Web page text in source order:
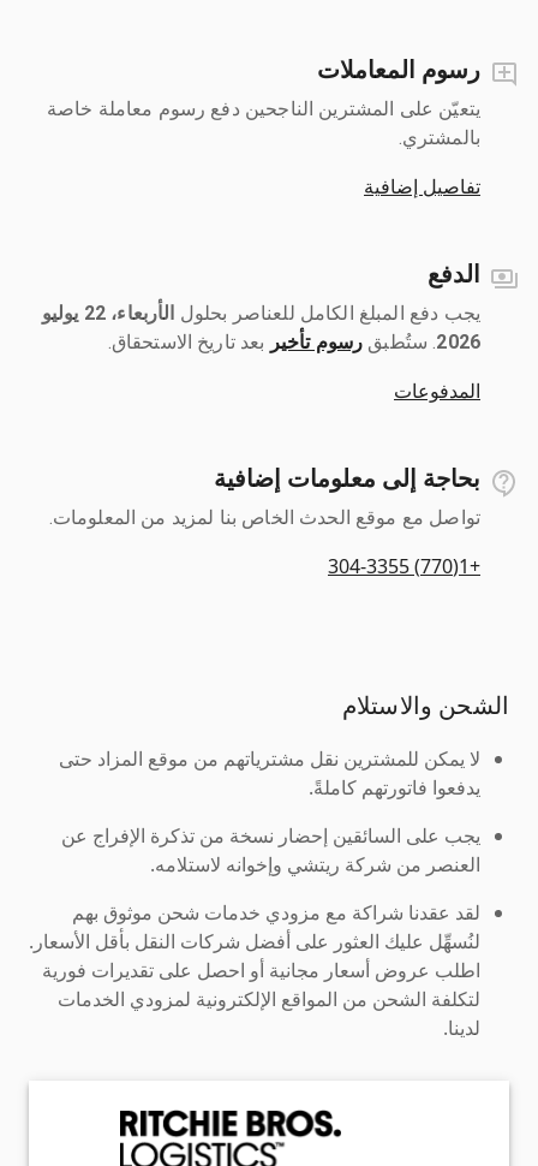
رسوم المعاملات
يتعيّن على المشترين الناجحين دفع رسوم معاملة خاصة
بالمشتري.
تفاصيل إضافية
الدفع
يجب دفع المبلغ الكامل للعناصر بحلول ‎
الأربعاء، 22 يوليو
2026
رسوم تأخير بعد تاريخ الاستحقاق.
المدفوعات
بحاجة إلى معلومات إضافية
تواصل مع موقع الحدث الخاص بنا لمزيد من المعلومات.
+1(770) 304-3355
الشحن والاستلام
لا يمكن للمشترين نقل مشترياتهم من موقع المزاد حتى
يدفعوا فاتورتهم كاملةً.
يجب على السائقين إحضار نسخة من تذكرة الإفراج عن
العنصر من شركة ريتشي وإخوانه لاستلامه.
لقد عقدنا شراكة مع مزودي خدمات شحن موثوق بهم
لنُسهِّل عليك العثور على أفضل شركات النقل بأقل الأسعار.
اطلب عروض أسعار مجانية أو احصل على تقديرات فورية
لتكلفة الشحن من المواقع الإلكترونية لمزودي الخدمات
لدينا.